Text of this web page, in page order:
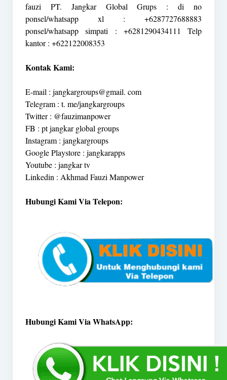
fauzi PT. Jangkar Global Grups : di no
ponsel/whatsapp xl : +6287727688883
ponsel/whatsapp simpati : +6281290434111 Telp
kantor : +622122008353
Kontak Kami:
E-mail : jangkargroups@gmail. com
Telegram : t. me/jangkargroups
Twitter : @fauzimanpower
FB : pt jangkar global groups
Instagram : jangkargroups
Google Playstore : jangkarapps
Youtube : jangkar tv
Linkedin : Akhmad Fauzi Manpower
Hubungi Kami Via Telepon:
Hubungi Kami Via WhatsApp: